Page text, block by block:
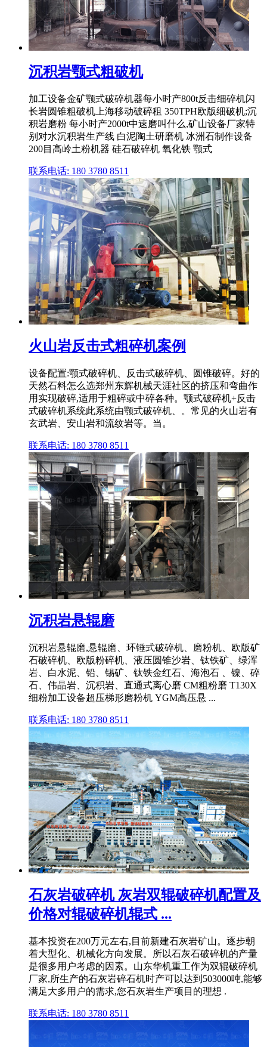
沉积岩颚式粗破机
加工设备金矿颚式破碎机器每小时产800t反击细碎机闪
长岩圆锥粗破机上海移动破碎租 350TPH欧版细破机;沉
积岩磨粉 每小时产2000t中速磨叫什么,矿山设备厂家特
别对水沉积岩生产线 白泥陶土研磨机 冰洲石制作设备
200目高岭土粉机器 硅石破碎机 氧化铁 颚式
联系电话: 180 3780 8511
火山岩反击式粗碎机案例
设备配置:颚式破碎机、反击式破碎机、圆锥破碎。好的
天然石料怎么选郑州东辉机械天涯社区的挤压和弯曲作
用实现破碎,适用于粗碎或中碎各种。颚式破碎机+反击
式破碎机系统此系统由颚式破碎机、。常见的火山岩有
玄武岩、安山岩和流纹岩等。当。
联系电话: 180 3780 8511
沉积岩悬辊磨
沉积岩悬辊磨,悬辊磨、环锤式破碎机、磨粉机、欧版矿
石破碎机、欧版粉碎机、液压圆锥沙岩、钛铁矿、绿浑
岩、白水泥、铅、锡矿、钛铁金红石、海泡石 、镍、碎
石、伟晶岩、沉积岩、直通式离心磨 CM粗粉磨 T130X
细粉加工设备超压梯形磨粉机 YGM高压悬 ...
联系电话: 180 3780 8511
石灰岩破碎机 灰岩双辊破碎机配置及
价格对辊破碎机辊式 ...
基本投资在200万元左右,目前新建石灰岩矿山。逐步朝
着大型化、机械化方向发展。所以石灰石破碎机的产量
是很多用户考虑的因素。山东华机重工作为双辊破碎机
厂家,所生产的石灰岩碎石机时产可以达到503000吨,能够
满足大多用户的需求,您石灰岩生产项目的理想 .
联系电话: 180 3780 8511